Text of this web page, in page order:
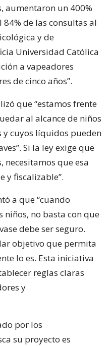
aumentaron un 400%
84% de las consultas al
y de
Universidad Católica
a vapeadores
de cinco años”.
que “estamos frente
al alcance de niños
y cuyos líquidos pueden
Si la ley exige que
necesitamos que esa
y fiscalizable”.
a que “cuando
niños, no basta con que
debe ser seguro.
objetivo que permita
lo es. Esta iniciativa
reglas claras
y
por los
su proyecto es